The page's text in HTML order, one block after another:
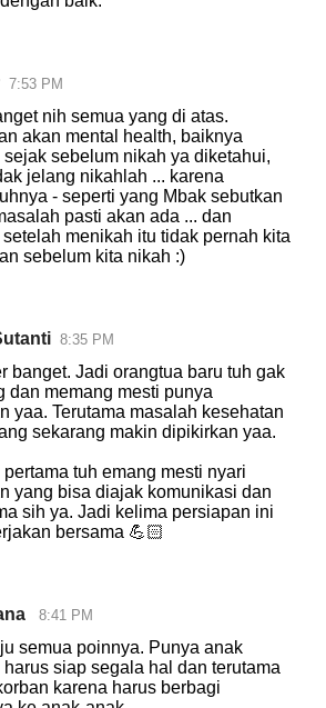
7:53 PM
nih semua yang di atas.
akan mental health, baiknya
sejak sebelum nikah ya diketahui,
jelang nikahlah ... karena
- seperti yang Mbak sebutkan
pasti akan ada ... dan
menikah itu tidak pernah kita
sebelum kita nikah :)
8:35 PM
banget. Jadi orangtua baru tuh gak
dan memang mesti punya
yaa. Terutama masalah kesehatan
sekarang makin dipikirkan yaa.
pertama tuh emang mesti nyari
yang bisa diajak komunikasi dan
sih ya. Jadi kelima persiapan ini
bersama 💪🏻
8:41 PM
semua poinnya. Punya anak
harus siap segala hal dan terutama
karena harus berbagi